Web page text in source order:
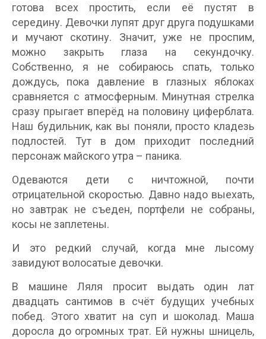
готова всех простить, если её пустят в
середину. Девочки лупят друг друга подушками
и мучают скотину. Значит, уже не проспим,
можно закрыть глаза на секундочку.
Собственно, я не собираюсь спать, только
дождусь, пока давление в глазных яблоках
сравняется с атмосферным. Минутная стрелка
сразу прыгает вперёд на половину циферблата.
Наш будильник, как вы поняли, просто кладезь
подлостей. Тут в дом приходит последний
персонаж майского утра – паника.
Одеваются дети с ничтожной, почти
отрицательной скоростью. Давно надо выехать,
но завтрак не съеден, портфели не собраны,
косы не заплетены.
И это редкий случай, когда мне лысому
завидуют волосатые девочки.
В машине Ляля просит выдать один лат
двадцать сантимов в счёт будущих учебных
побед. Этого хватит на суп и шоколад. Маша
доросла до огромных трат. Ей нужны шницель,